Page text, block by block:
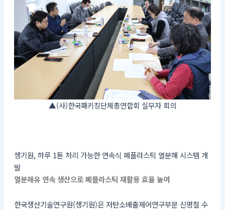
▲(사)한국패키징단체총연합회 실무자 회의
생기원, 하루 1톤 처리 가능한 연속식 폐플라스틱 열분해 시스템 개
발
열분해유 연속 생산으로 폐플라스틱 재활용 효율 높여
한국생산기술연구원(생기원)은 저탄소배출제어연구부문 신명철 수